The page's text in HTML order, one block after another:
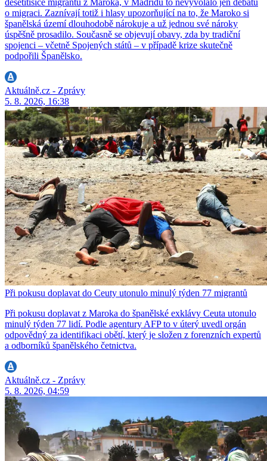
desetitisíce migrantů z Maroka, v Madridu to nevyvolalo jen debatu
o migraci. Zaznívají totiž i hlasy upozorňující na to, že Maroko si
španělská území dlouhodobě nárokuje a už jednou své nároky
úspěšně prosadilo. Současně se objevují obavy, zda by tradiční
spojenci – včetně Spojených států – v případě krize skutečně
podpořili Španělsko.
Aktuálně.cz - Zprávy
5. 8. 2026, 16:38
Při pokusu doplavat do Ceuty utonulo minulý týden 77 migrantů
Při pokusu doplavat z Maroka do španělské exklávy Ceuta utonulo
minulý týden 77 lidí. Podle agentury AFP to v úterý uvedl orgán
odpovědný za identifikaci obětí, který je složen z forenzních expertů
a odborníků španělského četnictva.
Aktuálně.cz - Zprávy
5. 8. 2026, 04:59